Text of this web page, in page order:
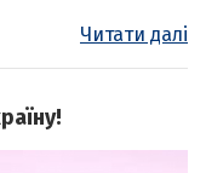
Читати далі